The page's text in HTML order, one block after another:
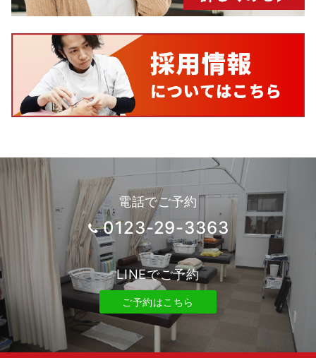
電話でご予約
0123-29-3363
LINEでご予約
ご予約はこちら